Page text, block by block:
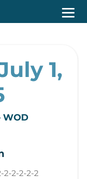
1,
WOD
2-2-2-2-2